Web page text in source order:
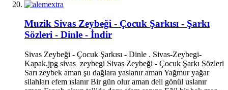
Muzik Sivas Zeybeği - Çocuk Şarkısı - Şarkı
Sözleri - Dinle - İndir
Sivas Zeybeği - Çocuk Şarkısı - Dinle . Sivas-Zeybegi-
Kapak.jpg sivas_zeybegi Sivas Zeybeği - Çocuk Şarkı Sözleri
Sarı zeybek aman şu dağlara yaslanır aman Yağmur yağar
silahları efem ıslanır Bir gün olur aman deli gönül uslanır